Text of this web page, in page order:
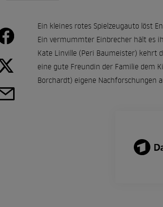
Ein kleines rotes Spielzeugauto löst
Ein vermummter Einbrecher hält es
Kate Linville (Peri Baumeister) kehrt
eine gute Freundin der Familie dem
Borchardt) eigene Nachforschungen